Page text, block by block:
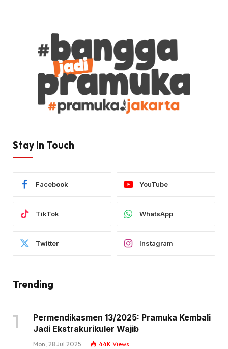
Stay In Touch
Facebook YouTube
TikTok WhatsApp
Twitter Instagram
Trending
Permendikasmen 13/2025: Pramuka Kembali
Jadi Ekstrakurikuler Wajib
Mon, 28 Jul 2025 44K Views